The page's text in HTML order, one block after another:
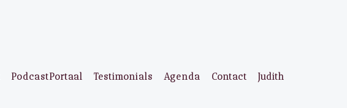
PodcastPortaal Testimonials Agenda Contact Judith